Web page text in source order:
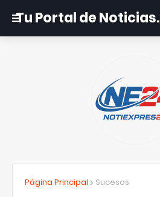
Tu Portal de
Página Principal Sucesos